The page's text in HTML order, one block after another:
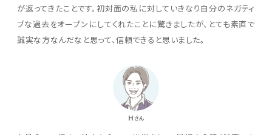
が返ってきたことです。初対面の私に対していきなり自分のネガティ
ブな過去をオープンにしてくれたことに驚きましたが、とても素直で
誠実な方なんだなと思って、信頼できると思いました。
Hさん